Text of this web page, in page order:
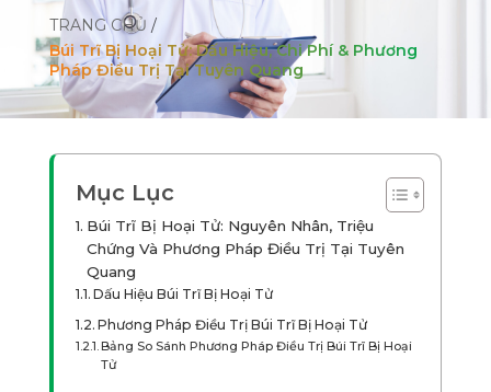
TRANG CHỦ /
Búi Trĩ Bị Hoại Tử: Dấu Hiệu, Chi Phí & Phương
Pháp Điều Trị Tại Tuyên Quang
Mục Lục
Búi Trĩ Bị Hoại Tử: Nguyên Nhân, Triệu
Chứng Và Phương Pháp Điều Trị Tại Tuyên
Quang
Dấu Hiệu Búi Trĩ Bị Hoại Tử
Phương Pháp Điều Trị Búi Trĩ Bị Hoại Tử
Bảng So Sánh Phương Pháp Điều Trị Búi Trĩ Bị Hoại
Tử